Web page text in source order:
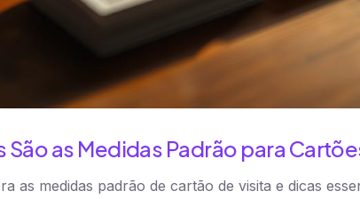
São as Medidas Padrão para
as medidas padrão de cartão de visita e dicas